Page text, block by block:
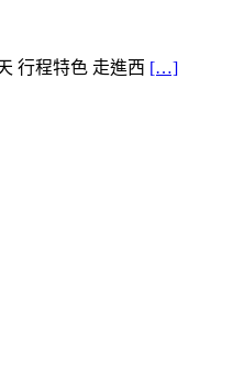
行程特色 走進西 […]